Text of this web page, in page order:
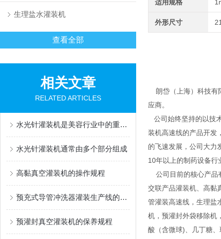
生理盐水灌装机
查看全部
相关文章
RELATED ARTICLES
水光针灌装机是美容行业中的重要设备
水光针灌装机通常由多个部分组成
高黏真空灌装机的操作规程
预充式导管冲洗器灌装生产线的性能特点
预灌封真空灌装机的保养规程
适用规格
外形尺寸
朗岱（上海）科技有
应商。
公司始终坚持的以技
装机高速线的产品开发
的飞速发展，公司大力
10年以上的制药设备行
公司目前的核心产品
交联产品灌装机、高黏
管灌装高速线，生理盐
机，预灌封外袋移除机
酸（含微球)、几丁糖